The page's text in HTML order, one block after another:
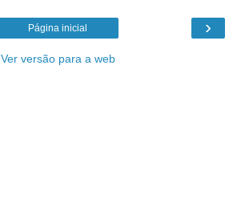
›
Página inicial
Ver versão para a web